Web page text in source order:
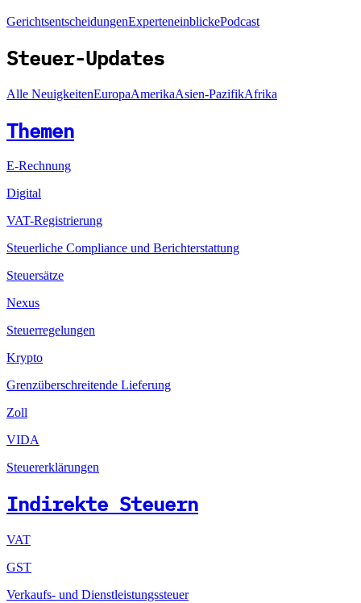
GerichtsentscheidungenExperteneinblickePodcast
Steuer-Updates
Alle NeuigkeitenEuropaAmerikaAsien-PazifikAfrika
Themen
E-Rechnung
Digital
VAT-Registrierung
Steuerliche Compliance und Berichterstattung
Steuersätze
Nexus
Steuerregelungen
Krypto
Grenzüberschreitende Lieferung
Zoll
VIDA
Steuererklärungen
Indirekte Steuern
VAT
GST
Verkaufs- und Dienstleistungssteuer